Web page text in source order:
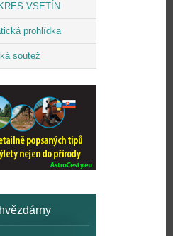
VSETÍN
prohlídka
soutež